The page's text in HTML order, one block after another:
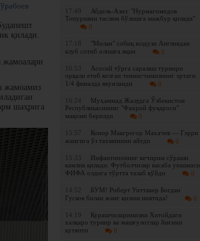
17:49
Абдель-Азиз: "Нурмагомедов
Топурияни таслим бўлишга мажбур қилади"
0
17:18
"Милан" собиқ юлдузи Англиядан
клуб сотиб олишга яқин
0
16:53
Асосий тўрга саралаш турнири
орқали етиб келган теннисчимизнинг эртаги
1/4 финалда якунланди
0
16:24
Муҳаммад Жалудга Ўзбекистон
Республикасининг "Фахрий фуқароси"
мақоми берилди
0
15:57
Конор Макгрегор Махачев — Гэрри
жангига ўз тахминини айтди
0
15:33
Инфантинонинг кечирим сўраши
камлик қилади: Футболчилар касаба уюшмаси
ФИФА олдига тўртта талаб қўйди
0
14:52
БУМ! Роберт Уиттакер Богдан
Гусков билан жанг қилиш ниятида!
0
14:19
Курашчиларимизни Хитойдаги
халқаро турнир ва машғулотлар йиғини
кутяпти
0
қилади.
жамоалари
жамоамиз
шаҳрига